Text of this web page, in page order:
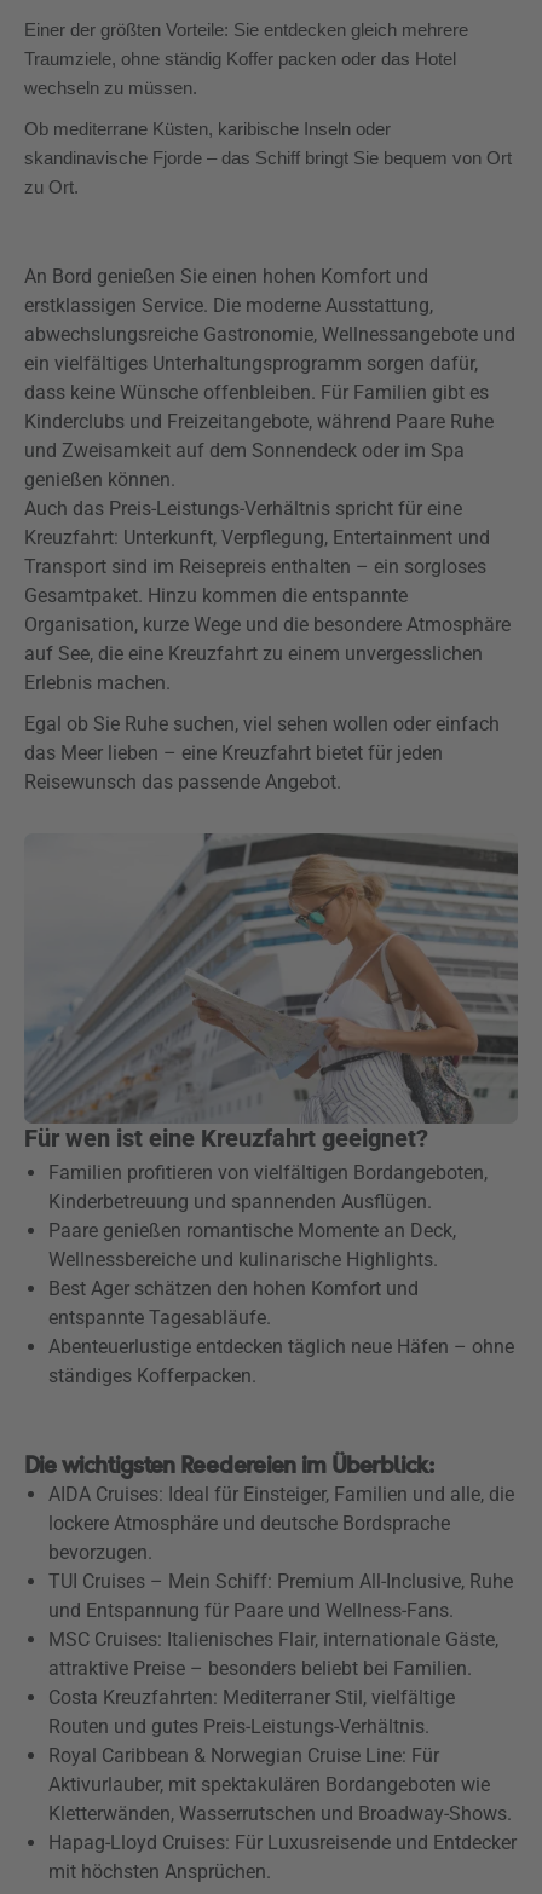
Einer der größten Vorteile: Sie entdecken gleich mehrere
Traumziele, ohne ständig Koffer packen oder das Hotel
wechseln zu müssen.
Ob mediterrane Küsten, karibische Inseln oder
skandinavische Fjorde – das Schiff bringt Sie bequem von Ort
zu Ort.
An Bord genießen Sie einen hohen Komfort und
erstklassigen Service. Die moderne Ausstattung,
abwechslungsreiche Gastronomie, Wellnessangebote und
ein vielfältiges Unterhaltungsprogramm sorgen dafür,
dass keine Wünsche offenbleiben. Für Familien gibt es
Kinderclubs und Freizeitangebote, während Paare Ruhe
und Zweisamkeit auf dem Sonnendeck oder im Spa
genießen können.
Auch das Preis-Leistungs-Verhältnis spricht für eine
Kreuzfahrt: Unterkunft, Verpflegung, Entertainment und
Transport sind im Reisepreis enthalten – ein sorgloses
Gesamtpaket. Hinzu kommen die entspannte
Organisation, kurze Wege und die besondere Atmosphäre
auf See, die eine Kreuzfahrt zu einem unvergesslichen
Erlebnis machen.
Egal ob Sie Ruhe suchen, viel sehen wollen oder einfach
das Meer lieben – eine Kreuzfahrt bietet für jeden
Reisewunsch das passende Angebot.
Für wen ist eine Kreuzfahrt geeignet?
Familien profitieren von vielfältigen Bordangeboten,
Kinderbetreuung und spannenden Ausflügen.
Paare genießen romantische Momente an Deck,
Wellnessbereiche und kulinarische Highlights.
Best Ager schätzen den hohen Komfort und
entspannte Tagesabläufe.
Abenteuerlustige entdecken täglich neue Häfen – ohne
ständiges Kofferpacken.
Die wichtigsten Reedereien im Überblick:
AIDA Cruises: Ideal für Einsteiger, Familien und alle, die
lockere Atmosphäre und deutsche Bordsprache
bevorzugen.
TUI Cruises – Mein Schiff: Premium All-Inclusive, Ruhe
und Entspannung für Paare und Wellness-Fans.
MSC Cruises: Italienisches Flair, internationale Gäste,
attraktive Preise – besonders beliebt bei Familien.
Costa Kreuzfahrten: Mediterraner Stil, vielfältige
Routen und gutes Preis-Leistungs-Verhältnis.
Royal Caribbean & Norwegian Cruise Line: Für
Aktivurlauber, mit spektakulären Bordangeboten wie
Kletterwänden, Wasserrutschen und Broadway-Shows.
Hapag-Lloyd Cruises: Für Luxusreisende und Entdecker
mit höchsten Ansprüchen.